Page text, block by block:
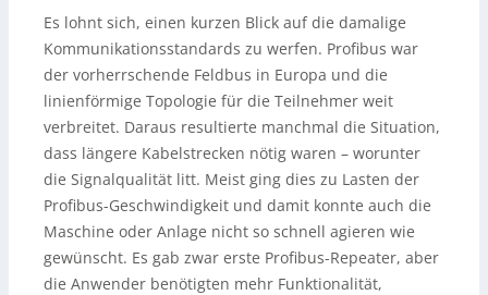
Es lohnt sich, einen kurzen Blick auf die damalige
Kommunikationsstandards zu werfen. Profibus war
der vorherrschende Feldbus in Europa und die
linienförmige Topologie für die Teilnehmer weit
verbreitet. Daraus resultierte manchmal die Situation,
dass längere Kabelstrecken nötig waren – worunter
die Signalqualität litt. Meist ging dies zu Lasten der
Profibus-Geschwindigkeit und damit konnte auch die
Maschine oder Anlage nicht so schnell agieren wie
gewünscht. Es gab zwar erste Profibus-Repeater, aber
die Anwender benötigten mehr Funktionalität,